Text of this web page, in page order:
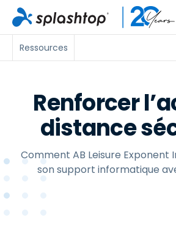
Ressources
Renforcer
distance
Comment AB Leisure Exponent
son support informatique